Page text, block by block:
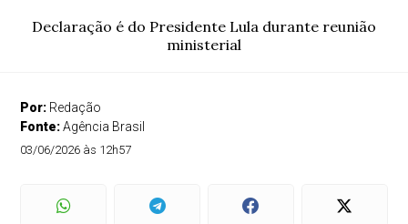
Declaração é do Presidente Lula durante reunião
ministerial
Por: Redação
Fonte:Agência Brasil
03/06/2026 às 12h57